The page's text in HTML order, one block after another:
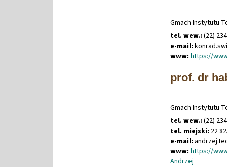
Gmach Instytutu
tel. wew.: (22)
e-mail: konrad.
www: https://
prof. dr
Gmach Instytutu
tel. wew.: (22)
tel. miejski: 22
e-mail: andrzej.
www: https://
Andrzej